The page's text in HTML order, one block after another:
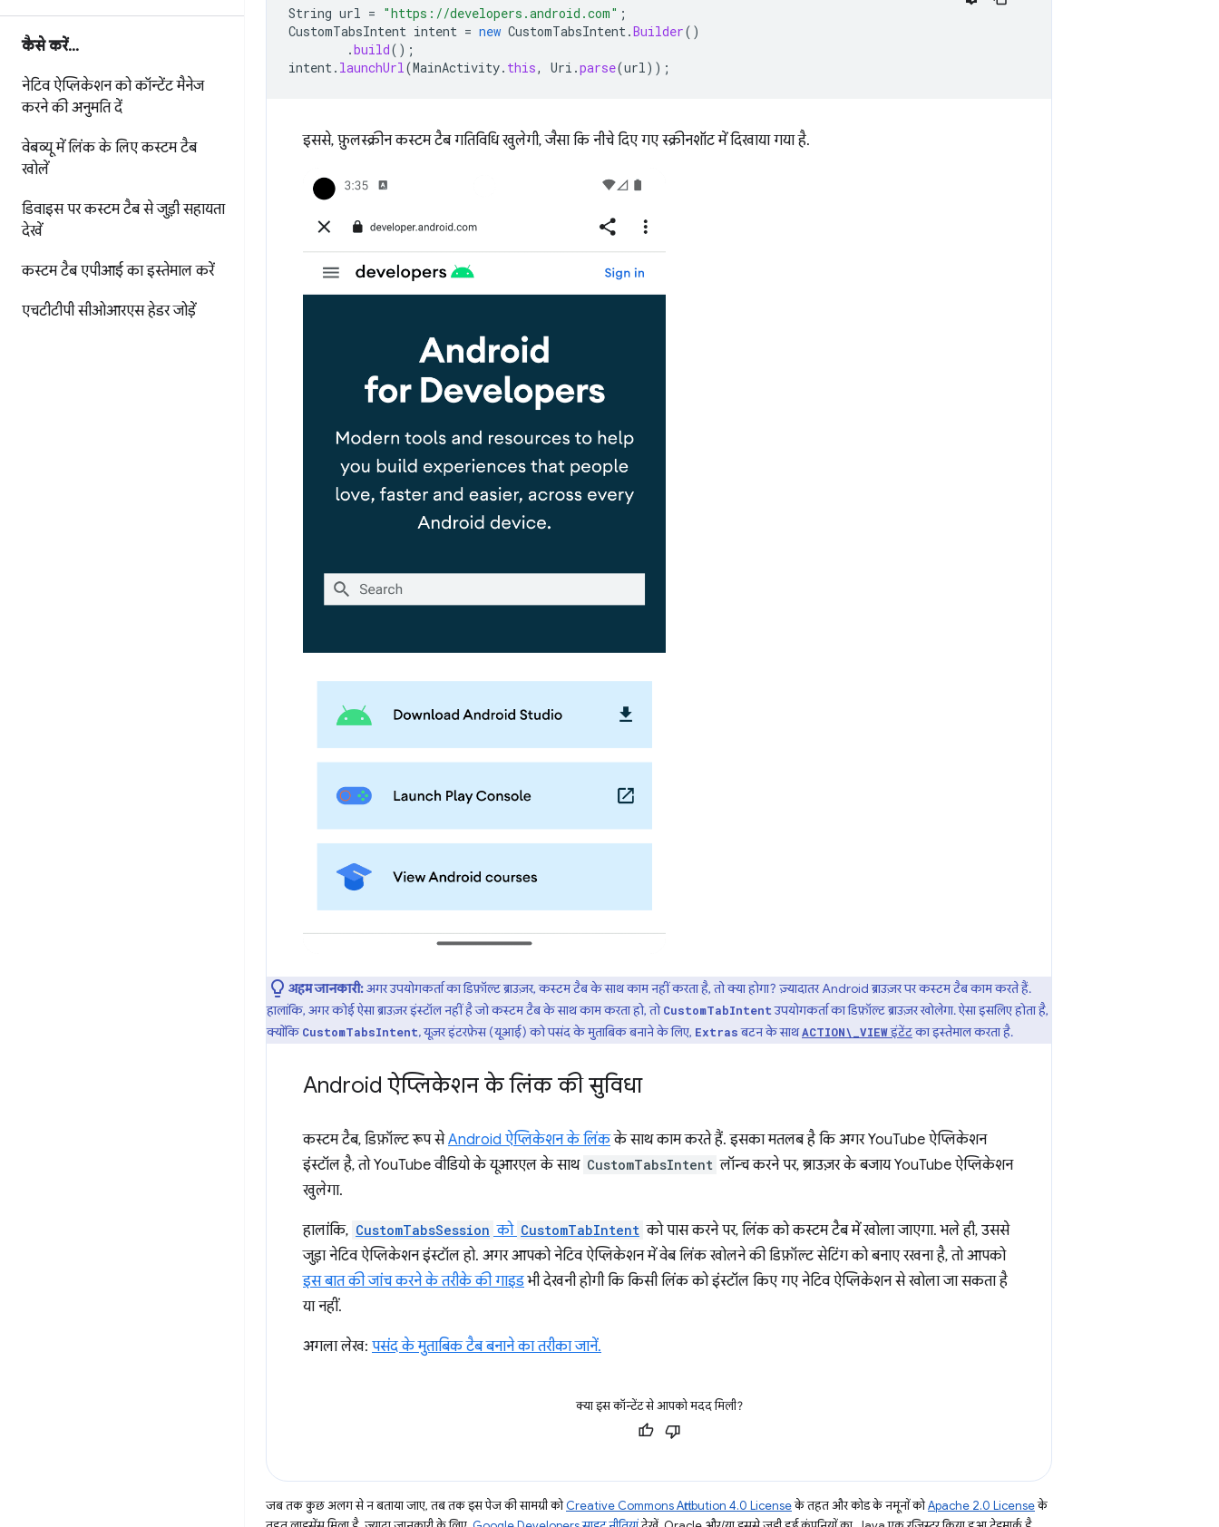
कैसे करें...
नेटिव ऐप्लिकेशन को कॉन्टेंट मैनेज
करने की अनुमति दें
वेबव्यू में लिंक के लिए कस्टम टैब
खोलें
डिवाइस पर कस्टम टैब से जुड़ी सहायता
देखें
कस्टम टैब एपीआई का इस्तेमाल करें
एचटीटीपी सीओआरएस हेडर जोड़ें
String url = "https://developers.android.com" ;
CustomTabsIntent intent = new CustomTabsIntent.Builder()
.build();
intent. launchUrl(MainActivity. this, Uri .parse(url));
इससे, फ़ुलस्क्रीन कस्टम टैब गतिविधि खुलेगी, जैसा कि नीचे दिए गए स्क्रीनशॉट में दिखाया गया है.
अहम जानकारी:अगर उपयोगकर्ता का डिफ़ॉल्ट ब्राउज़र, कस्टम टैब के साथ काम नहीं करता है, तो क्या होगा? ज़्यादातर Android ब्राउज़र पर कस्टम टैब काम करते हैं.
हालांकि, अगर कोई ऐसा ब्राउज़र इंस्टॉल नहीं है जो कस्टम टैब के साथ काम करता हो, तोCustomTabIntentउपयोगकर्ता का डिफ़ॉल्ट ब्राउज़र खोलेगा. ऐसा इसलिए होता है,
क्योंकि CustomTabsIntent, यूज़र इंटरफ़ेस (यूआई) को पसंद के मुताबिक बनाने के लिए, Extrasबटन के साथACTION\_VIEWइंटेंटका इस्तेमाल करता है.
Android ऐप्लिकेशन के लिंक की सुविधा
कस्टम टैब, डिफ़ॉल्ट रूप सेAndroid ऐप्लिकेशन के लिंकके साथ काम करते हैं. इसका मतलब है कि अगर YouTube ऐप्लिकेशन
इंस्टॉल है, तो YouTube वीडियो के यूआरएल के साथ CustomTabsIntent लॉन्च करने पर, ब्राउज़र के बजाय YouTube ऐप्लिकेशन
खुलेगा.
हालांकि, CustomTabsSession को CustomTabIntent को पास करने पर, लिंक को कस्टम टैब में खोला जाएगा. भले ही, उससे
जुड़ा नेटिव ऐप्लिकेशन इंस्टॉल हो. अगर आपको नेटिव ऐप्लिकेशन में वेब लिंक खोलने की डिफ़ॉल्ट सेटिंग को बनाए रखना है, तो आपको
इस बात की जांच करने के तरीके की गाइडभी देखनी होगी कि किसी लिंक को इंस्टॉल किए गए नेटिव ऐप्लिकेशन से खोला जा सकता है
या नहीं.
अगला लेख: पसंद के मुताबिक टैब बनाने का तरीका जानें.
क्या इस कॉन्टेंट से आपको मदद मिली?
जब तक कुछ अलग से न बताया जाए, तब तक इस पेज की सामग्री कोCreative Commons Attribution 4.0 Licenseके तहत और कोड के नमूनों कोApache 2.0 Licenseके